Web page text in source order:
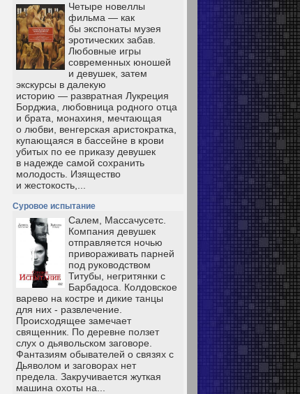
Четыре новеллы
фильма — как
бы экспонаты музея
эротических забав.
Любовные игры
современных юношей
и девушек, затем
экскурсы в далекую
историю — развратная Лукреция
Борджиа, любовница родного отца
и брата, монахиня, мечтающая
о любви, венгерская аристократка,
купающаяся в бассейне в крови
убитых по ее приказу девушек
в надежде самой сохранить
молодость. Изящество
и жестокость,...
Суровое испытание
Салем, Массачусетс.
Компания девушек
отправляется ночью
привораживать парней
под руководством
Титубы, негритянки с
Барбадоса. Колдовское
варево на костре и дикие танцы
для них - развлечение.
Происходящее замечает
священник. По деревне ползет
слух о дьявольском заговоре.
Фантазиям обывателей о связях с
Дьяволом и заговорах нет
предела. Закручивается жуткая
машина охоты на...